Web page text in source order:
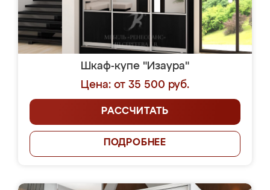
Шкаф-купе "Изаура"
Цена: от 35 500 руб.
РАССЧИТАТЬ
ПОДРОБНЕЕ